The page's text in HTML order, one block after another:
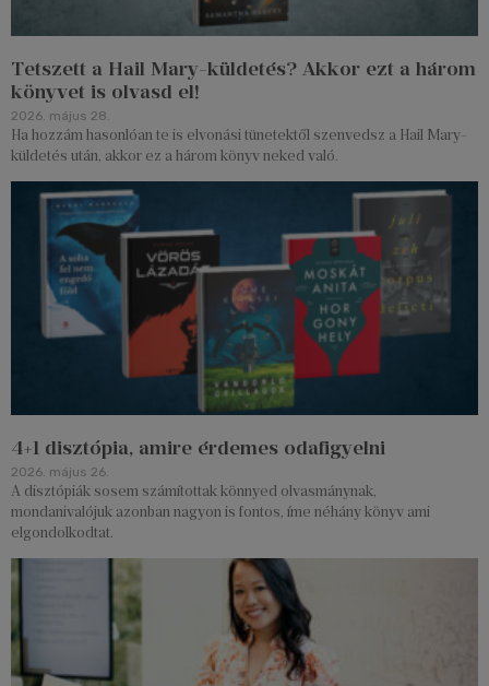
Tetszett a Hail Mary-küldetés? Akkor ezt a három
könyvet is olvasd el!
2026. május 28.
Ha hozzám hasonlóan te is elvonási tünetektől szenvedsz a Hail Mary-
küldetés után, akkor ez a három könyv neked való.
4+1 disztópia, amire érdemes odafigyelni
2026. május 26.
A disztópiák sosem számítottak könnyed olvasmánynak,
mondanivalójuk azonban nagyon is fontos, íme néhány könyv ami
elgondolkodtat.